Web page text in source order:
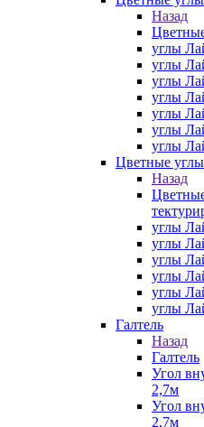
Назад
углы
углы
углы
углы
углы
углы
углы
Цветные
Назад
углы
углы
углы
углы
углы
углы
Галтель
Назад
Галтель
Угол
2,7м
Угол
2,7м